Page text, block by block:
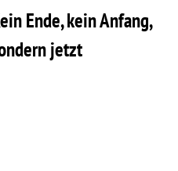
Ende, kein Anfang,
jetzt